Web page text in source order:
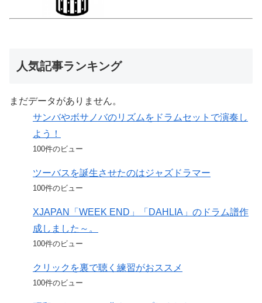
人気記事ランキング
まだデータがありません。
サンバやボサノバのリズムをドラムセットで演奏し
よう！
100件のビュー
ツーバスを誕生させたのはジャズドラマー
100件のビュー
XJAPAN「WEEK END」「DAHLIA」のドラム譜作
成しました～。
100件のビュー
クリックを裏で聴く練習がおススメ
100件のビュー